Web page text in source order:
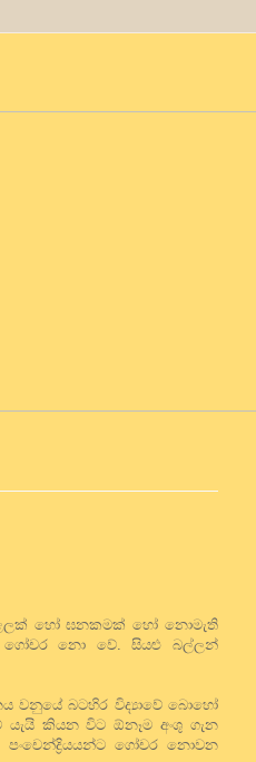
හෝ ඝනකමක් හෝ නොමැති
ගෝචර නො වේ. සියළු බල්ලන්
වනුයේ බටහිර විද්‍යාවේ බොහෝ
යැයි කියන විට ඕනෑම අංශු ගැන
ගෝචර නොවන